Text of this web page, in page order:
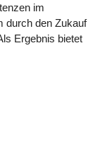
im
durch den Zukauf
Ergebnis bietet